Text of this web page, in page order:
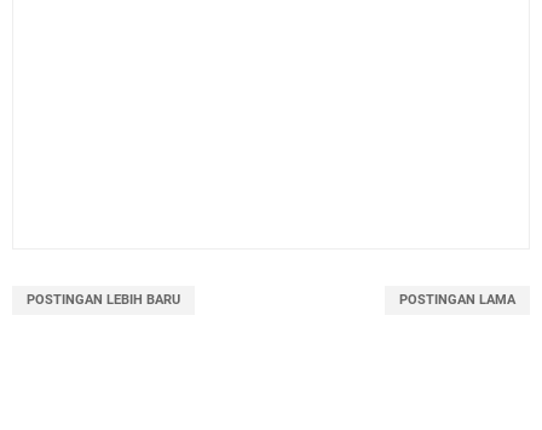
POSTINGAN LEBIH BARU POSTINGAN LAMA